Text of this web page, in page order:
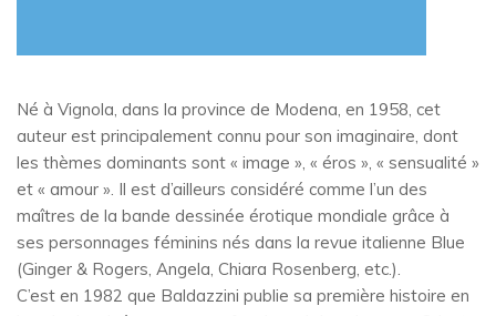
Né à Vignola, dans la province de Modena, en 1958, cet
auteur est principalement connu pour son imaginaire, dont
les thèmes dominants sont « image », « éros », « sensualité »
et « amour ». Il est d’ailleurs considéré comme l’un des
maîtres de la bande dessinée érotique mondiale grâce à
ses personnages féminins nés dans la revue italienne Blue
(Ginger & Rogers, Angela, Chiara Rosenberg, etc.).
C’est en 1982 que Baldazzini publie sa première histoire en